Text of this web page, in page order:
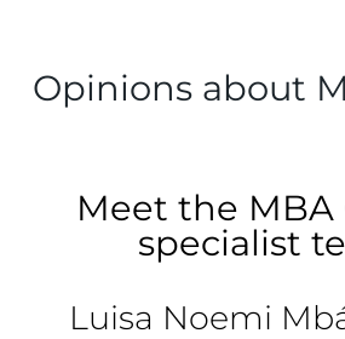
Opinions about
Meet the MBA
specialist
Luisa Noemi